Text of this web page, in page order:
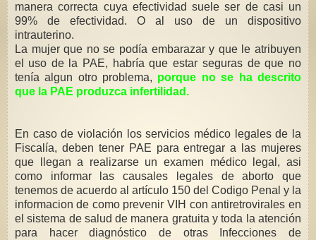
manera correcta cuya efectividad suele ser de casi un
99% de efectividad. O al uso de un dispositivo
intrauterino.
La mujer que no se podía embarazar y que le atribuyen
el uso de la PAE, habría que estar seguras de que no
tenía algun otro problema, porque no se ha descrito
que la PAE produzca infertilidad.
En caso de violación los servicios médico legales de la
Fiscalía, deben tener PAE para entregar a las mujeres
que llegan a realizarse un examen médico legal, asi
como informar las causales legales de aborto que
tenemos de acuerdo al artículo 150 del Codigo Penal y la
informacion de como prevenir VIH con antiretrovirales en
el sistema de salud de manera gratuita y toda la atención
para hacer diagnóstico de otras Infecciones de